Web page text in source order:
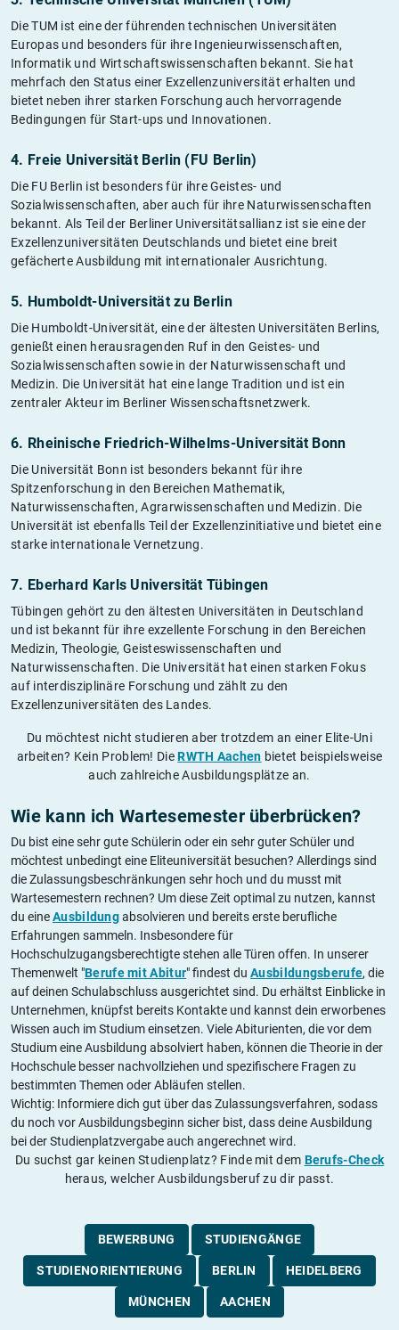
Die TUM ist eine der führenden technischen Universitäten
Europas und besonders für ihre Ingenieurwissenschaften,
Informatik und Wirtschaftswissenschaften bekannt. Sie hat
mehrfach den Status einer Exzellenzuniversität erhalten und
bietet neben ihrer starken Forschung auch hervorragende
Bedingungen für Start-ups und Innovationen.
4. Freie Universität Berlin (FU Berlin)
Die FU Berlin ist besonders für ihre Geistes- und
Sozialwissenschaften, aber auch für ihre Naturwissenschaften
bekannt. Als Teil der Berliner Universitätsallianz ist sie eine der
Exzellenzuniversitäten Deutschlands und bietet eine breit
gefächerte Ausbildung mit internationaler Ausrichtung.
5. Humboldt-Universität zu Berlin
Die Humboldt-Universität, eine der ältesten Universitäten Berlins,
genießt einen herausragenden Ruf in den Geistes- und
Sozialwissenschaften sowie in der Naturwissenschaft und
Medizin. Die Universität hat eine lange Tradition und ist ein
zentraler Akteur im Berliner Wissenschaftsnetzwerk.
6. Rheinische Friedrich-Wilhelms-Universität Bonn
Die Universität Bonn ist besonders bekannt für ihre
Spitzenforschung in den Bereichen Mathematik,
Naturwissenschaften, Agrarwissenschaften und Medizin. Die
Universität ist ebenfalls Teil der Exzellenzinitiative und bietet eine
starke internationale Vernetzung.
7. Eberhard Karls Universität Tübingen
Tübingen gehört zu den ältesten Universitäten in Deutschland
und ist bekannt für ihre exzellente Forschung in den Bereichen
Medizin, Theologie, Geisteswissenschaften und
Naturwissenschaften. Die Universität hat einen starken Fokus
auf interdisziplinäre Forschung und zählt zu den
Exzellenzuniversitäten des Landes.
Du möchtest nicht studieren aber trotzdem an einer Elite-Uni
arbeiten? Kein Problem! DieRWTH Aachen bietet beispielsweise
auch zahlreiche Ausbildungsplätze an.
Wie kann ich Wartesemester überbrücken?
Du bist eine sehr gute Schülerin oder ein sehr guter Schüler und
möchtest unbedingt eine Eliteuniversität besuchen? Allerdings sind
die Zulassungsbeschränkungen sehr hoch und du musst mit
Wartesemestern rechnen? Um diese Zeit optimal zu nutzen, kannst
du eineAusbildungabsolvieren und bereits erste berufliche
Erfahrungen sammeln. Insbesondere für
Hochschulzugangsberechtigte stehen alle Türen offen. In unserer
Themenwelt "Berufe mit Abitur" findest duAusbildungsberufe, die
auf deinen Schulabschluss ausgerichtet sind. Du erhältst Einblicke in
Unternehmen, knüpfst bereits Kontakte und kannst dein erworbenes
Wissen auch im Studium einsetzen. Viele Abiturienten, die vor dem
Studium eine Ausbildung absolviert haben, können die Theorie in der
Hochschule besser nachvollziehen und spezifischere Fragen zu
bestimmten Themen oder Abläufen stellen.
Wichtig: Informiere dich gut über das Zulassungsverfahren, sodass
du noch vor Ausbildungsbeginn sicher bist, dass deine Ausbildung
bei der Studienplatzvergabe auch angerechnet wird.
Du suchst gar keinen Studienplatz? Finde mit dem Berufs-Check
heraus, welcher Ausbildungsberuf zu dir passt.
BEWERBUNG STUDIENGÄNGE
STUDIENORIENTIERUNG BERLIN HEIDELBERG
MÜNCHEN AACHEN